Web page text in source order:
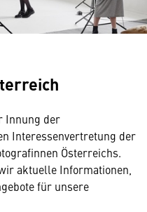
Innung der
Interessenvertretung der
Österreichs.
aktuelle Informationen,
für unsere